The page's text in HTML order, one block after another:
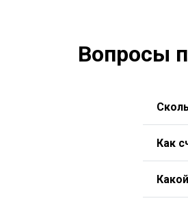
Вопросы
Как